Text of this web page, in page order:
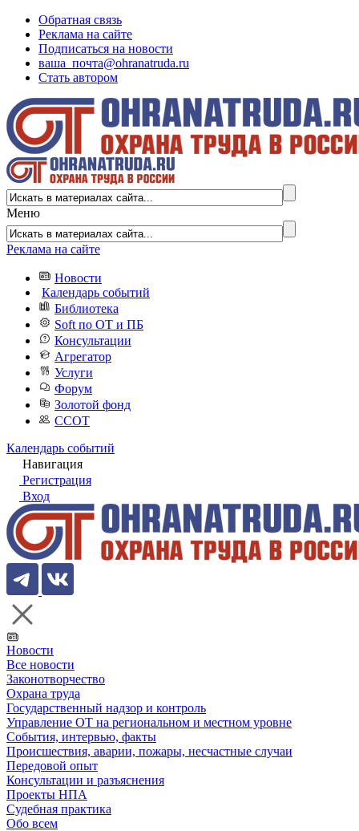
Обратная связь
Реклама на сайте
Подписаться на новости
ваша_почта@ohranatruda.ru
Стать автором
Меню
Реклама на сайте
Новости
Календарь событий
Библиотека
Soft по ОТ и ПБ
Консультации
Агрегатор
Услуги
Форум
Золотой фонд
ССОТ
Календарь событий
Навигация
Регистрация
Вход
Новости
Все новости
Законотворчество
Охрана труда
Государственный надзор и контроль
Управление ОТ на региональном и местном уровне
События, интервью, факты
Происшествия, аварии, пожары, несчастные случаи
Передовой опыт
Консультации и разъяснения
Проекты НПА
Судебная практика
Обо всем